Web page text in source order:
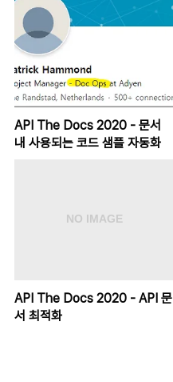
API The Docs 2020 - 문서
내 사용되는 코드 샘플 자동화
API The Docs 2020 - API 문
서 최적화